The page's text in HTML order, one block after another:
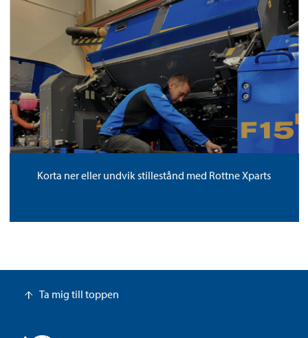
Korta ner eller undvik stillestånd med Rottne Xparts
arrow_upward Ta mig till toppen